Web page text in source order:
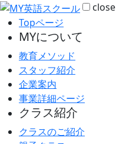
close
Topページ
MYについて
教育メソッド
スタッフ紹介
企業案内
事業詳細ページ
クラス紹介
クラスのご紹介